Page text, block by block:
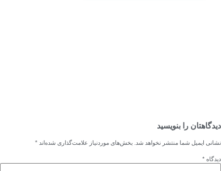
را بنویسید
ایمیل شما منتشر نخواهد شد. بخش‌های موردنیاز علامت‌گذاری شده‌اند*
*